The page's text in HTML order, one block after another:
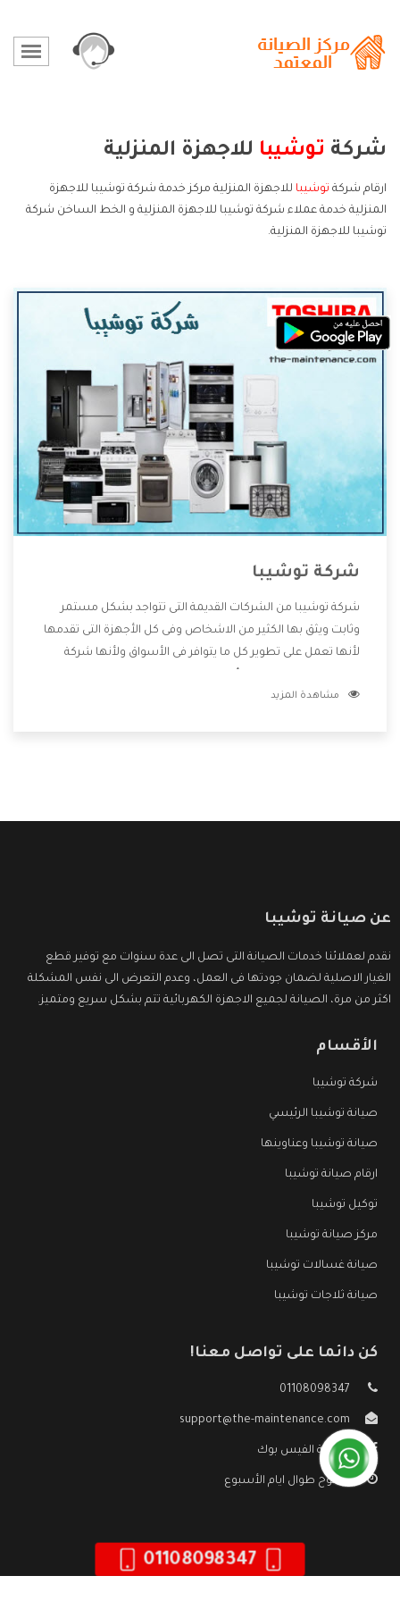
شركة توشيبا للاجهزة المنزلية
ارقام شركة توشيبا للاجهزة المنزلية مركز خدمة شركة توشيبا للاجهزة
المنزلية خدمة عملاء شركة توشيبا للاجهزة المنزلية و الخط الساخن شركة
توشيبا للاجهزة المنزلية.
شركة توشيبا
شركة توشيبا من الشركات القديمة التى تتواجد بشكل مستمر
وثابت ويثق بها الكثير من الاشخاص وفى كل الأجهزة التى تقدمها
لأنها تعمل على تطوير كل ما يتوافر فى الأسواق ولأنها شركة
وتقدم للعملاء أقوى العروض والخصومات التى تسهل على
مشاهدة المزيد
عن صيانة توشيبا
نقدم لعملائنا خدمات الصيانة التى تصل الى عدة سنوات مع توفير قطع
الغيار الاصلية لضمان جودتها فى العمل، وعدم التعرض الى نفس المشكلة
اكثر من مرة، الصيانة لجميع الاجهزة الكهربائية تتم بشكل سريع ومتميز.
الأقسام
شركة توشيبا
صيانة توشيبا الرئيسي
صيانة توشيبا وعناوينها
ارقام صيانة توشيبا
توكيل توشيبا
مركز صيانة توشيبا
صيانة غسالات توشيبا
صيانة ثلاجات توشيبا
كن دائما على تواصل معنا!
01108098347
support@the-maintenance.com
صفحة الفيس بوك
مفتوح طوال ايام الأسبوع
01108098347